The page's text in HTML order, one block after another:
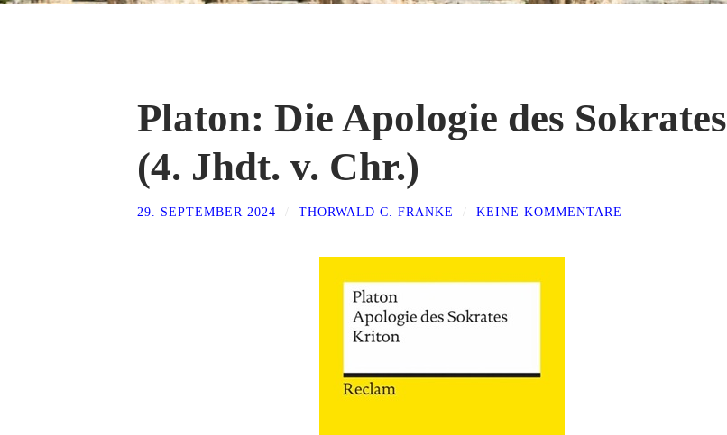
Platon: Die Apologie des Sokrates
(4. Jhdt. v. Chr.)
29. SEPTEMBER 2024 THORWALD C. FRANKE KEINE KOMMENTARE